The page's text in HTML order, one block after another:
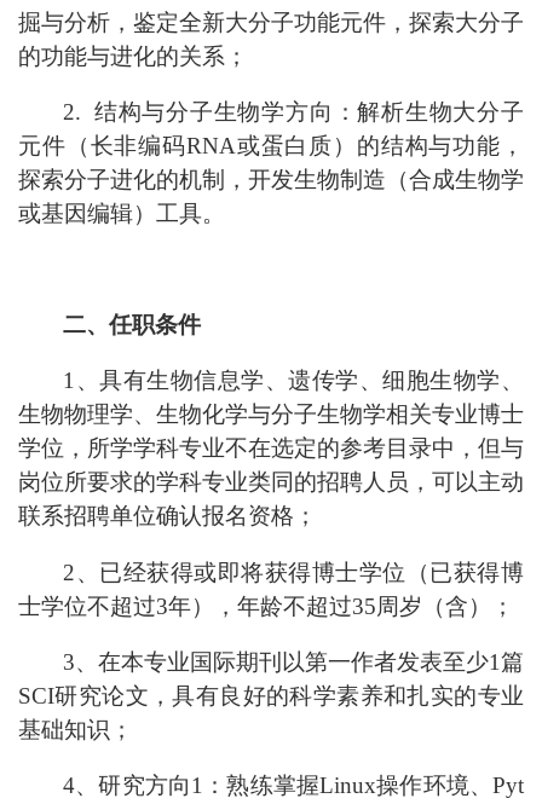
掘与分析，鉴定全新大分子功能元件，探索大分子
的功能与进化的关系；
2. 结构与分子生物学方向：解析生物大分子
元件（长非编码RNA或蛋白质）的结构与功能，
探索分子进化的机制，开发生物制造（合成生物学
或基因编辑）工具。
二、任职条件
1、具有生物信息学、遗传学、细胞生物学、
生物物理学、生物化学与分子生物学相关专业博士
学位，所学学科专业不在选定的参考目录中，但与
岗位所要求的学科专业类同的招聘人员，可以主动
联系招聘单位确认报名资格；
2、已经获得或即将获得博士学位（已获得博
士学位不超过3年），年龄不超过35周岁（含）；
3、在本专业国际期刊以第一作者发表至少1篇
SCI研究论文，具有良好的科学素养和扎实的专业
基础知识；
4、研究方向1：熟练掌握Linux操作环境、Pyt